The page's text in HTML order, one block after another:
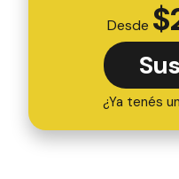
Desde $
¿Ya tenés